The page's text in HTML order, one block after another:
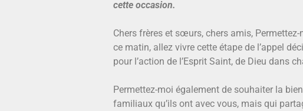
cette occasion.
Chers frères et sœurs, chers amis,
ce matin, allez vivre cette étape de l’appel
pour l’action de l’Esprit Saint, de Dieu dans
Permettez-moi également de souhaiter la
familiaux qu’ils ont avec vous, mais qui